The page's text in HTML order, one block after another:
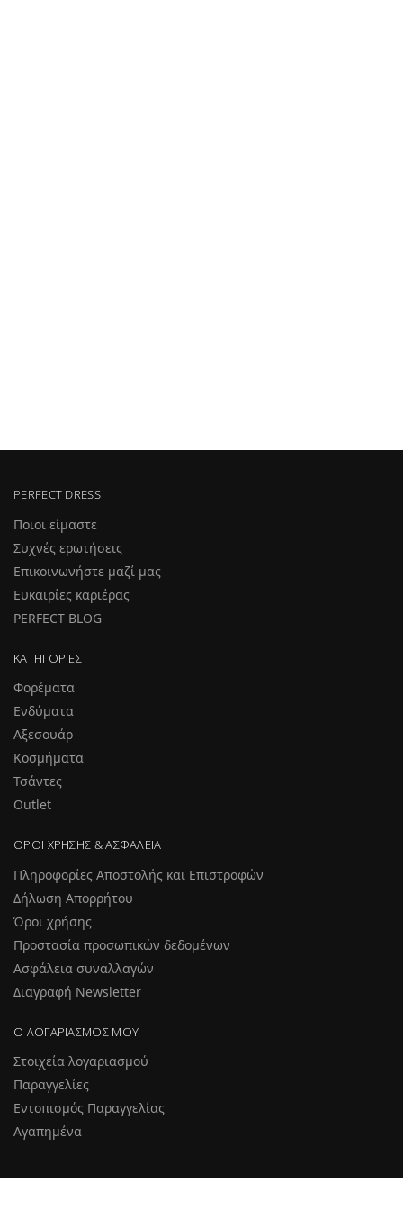
PERFECT DRESS
Ποιοι είμαστε
Συχνές ερωτήσεις
Επικοινωνήστε μαζί μας
Ευκαιρίες καριέρας
PERFECT BLOG
ΚΑΤΗΓΟΡΊΕΣ
Φορέματα
Ενδύματα
Αξεσουάρ
Κοσμήματα
Τσάντες
Outlet
ΌΡΟΙ ΧΡΉΣΗΣ & ΑΣΦΆΛΕΙΑ
Πληροφορίες Αποστολής και Επιστροφών
Δήλωση Απορρήτου
Όροι χρήσης
Προστασία προσωπικών δεδομένων
Ασφάλεια συναλλαγών
Διαγραφή Newsletter
Ο ΛΟΓΑΡΙΑΣΜΌΣ ΜΟΥ
Στοιχεία λογαριασμού
Παραγγελίες
Εντοπισμός Παραγγελίας
Αγαπημένα